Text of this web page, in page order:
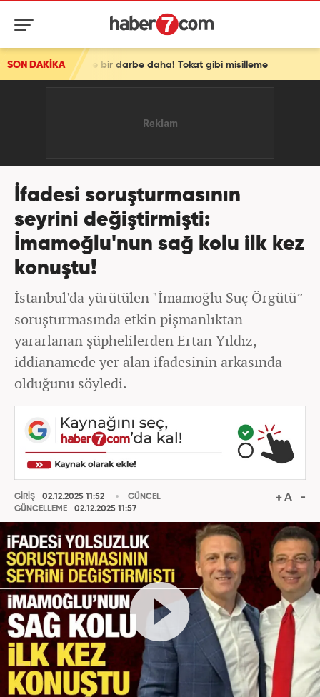
SON DAKİKA
bir darbe daha! Tokat gibi misilleme
İfadesi soruşturmasının
seyrini değiştirmişti:
İmamoğlu'nun sağ kolu ilk kez
konuştu!
İstanbul'da yürütülen "İmamoğlu Suç Örgütü”
soruşturmasında etkin pişmanlıktan
yararlanan şüphelilerden Ertan Yıldız,
iddianamede yer alan ifadesinin arkasında
olduğunu söyledi.
GİRİŞ
02.12.2025 11:52
GÜNCELLEME
02.12.2025 11:57
GÜNCEL